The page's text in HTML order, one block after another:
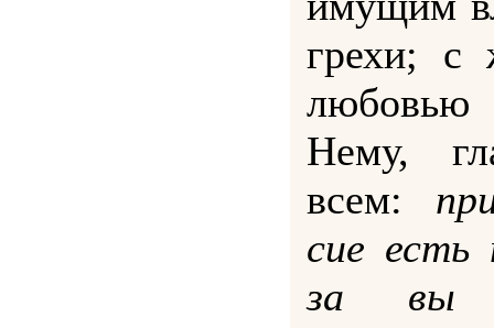
грехи; с
Нему,
всем:
сие
за вы